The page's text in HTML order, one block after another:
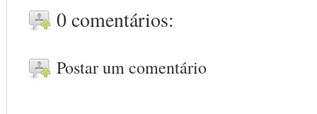
0 comentários:
Postar um comentário